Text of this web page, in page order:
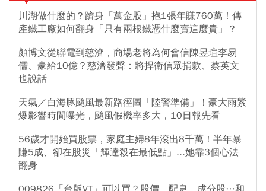
川湖做什麼的？躋身「萬金股」抱1張年賺760萬！傳
產鐵工廠如何翻身「只有兩根鐵憑什麼賣這麼貴」？
顏博文從聯電到慈濟，商場老將為何會信陳昱瑄李易
儒、豪給10億？慈濟發聲：將捍衛信眾捐款、蔡英文
也說話
天氣／白海豚颱風最新路徑圖「陸警準備」！豪大雨紫
爆影響時間曝光，颱風假機率多大，10日報先看
56歲才開始買股票，家庭主婦8年滾出8千萬！半年暴
賺5成、卻在股災「輝達殺在最低點」...她靠3個心法
翻身